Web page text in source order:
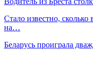
Стало известно,
на…
Беларусь проиграла